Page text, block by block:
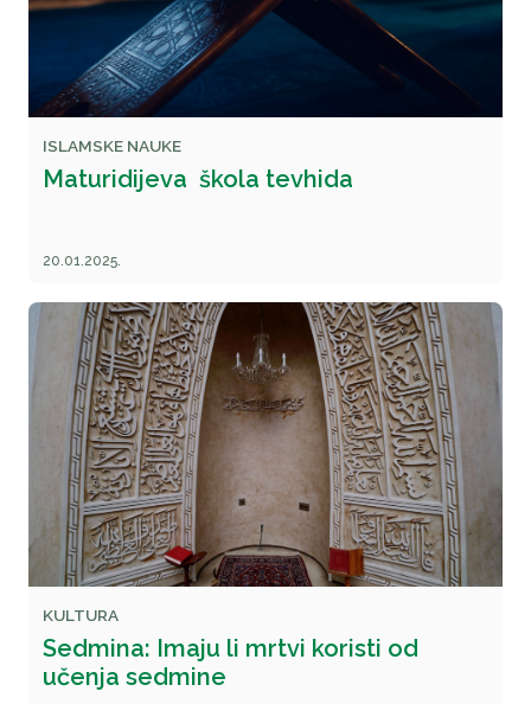
ISLAMSKE NAUKE
Maturidijeva škola tevhida
20.01.2025.
KULTURA
Sedmina: Imaju li mrtvi koristi od
učenja sedmine